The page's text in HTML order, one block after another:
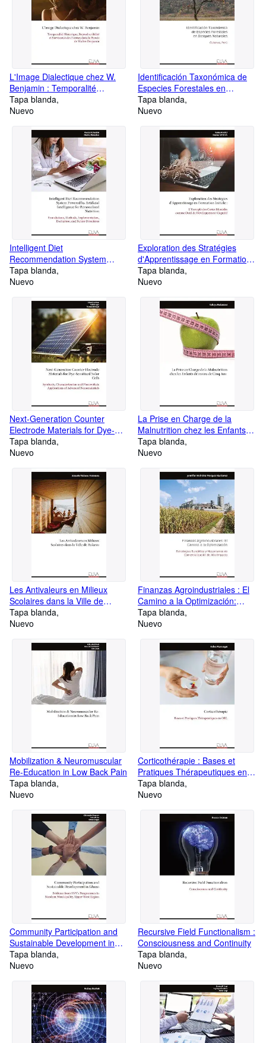
L'Image Dialectique chez W.
Benjamin : Temporalité
Historique, Reproductibilité et
Survivance des Formes dans la
Tapa blanda
Nuevo
Identificación Taxonómica de
Especies Forestales en
Bosques Naturales : Cutervo,
Perú
Tapa blanda
Nuevo
Intelligent Diet
Recommendation System
Powered by Artificial
Intelligence for Personalized
Methods, Implementation,
Evaluation, and Future
Directions
Tapa blanda
Nuevo
Exploration des Stratégies
d'Apprentissage en Formation
Initiale : : L'Exemple des Cartes
Mentales comme Outil de
Tapa blanda
Nuevo
Next-Generation Counter
Electrode Materials for Dye-
Sensitized Solar Cells :
Synthesis, Characterization
of Advanced Nanomaterials
Tapa blanda
Nuevo
La Prise en Charge de la
Malnutrition chez les Enfants
de moins de Cinq Ans
Tapa blanda
Nuevo
Les Antivaleurs en Milieux
Scolaires dans la Ville de
Bukavu
Tapa blanda
Nuevo
Finanzas Agroindustriales : El
Camino a la Optimización:
Estrategias Bursátiles y
Mecanismos de
Impacto
Tapa blanda
Nuevo
Mobilization & Neuromuscular
Re-Education in Low Back Pain
Tapa blanda
Nuevo
Corticothérapie : Bases et
Pratiques Thérapeutiques en
ORL
Tapa blanda
Nuevo
Community Participation and
Sustainable Development in
Ghana : Evidence from SNV's
Programmes in Nandom
Region
Tapa blanda
Nuevo
Recursive Field Functionalism :
Consciousness and Continuity
Tapa blanda
Nuevo